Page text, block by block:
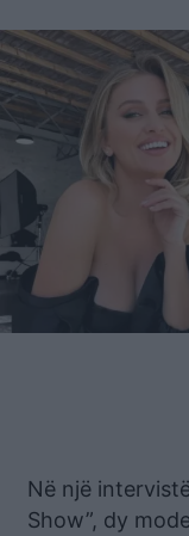
Në një
Show”, dy